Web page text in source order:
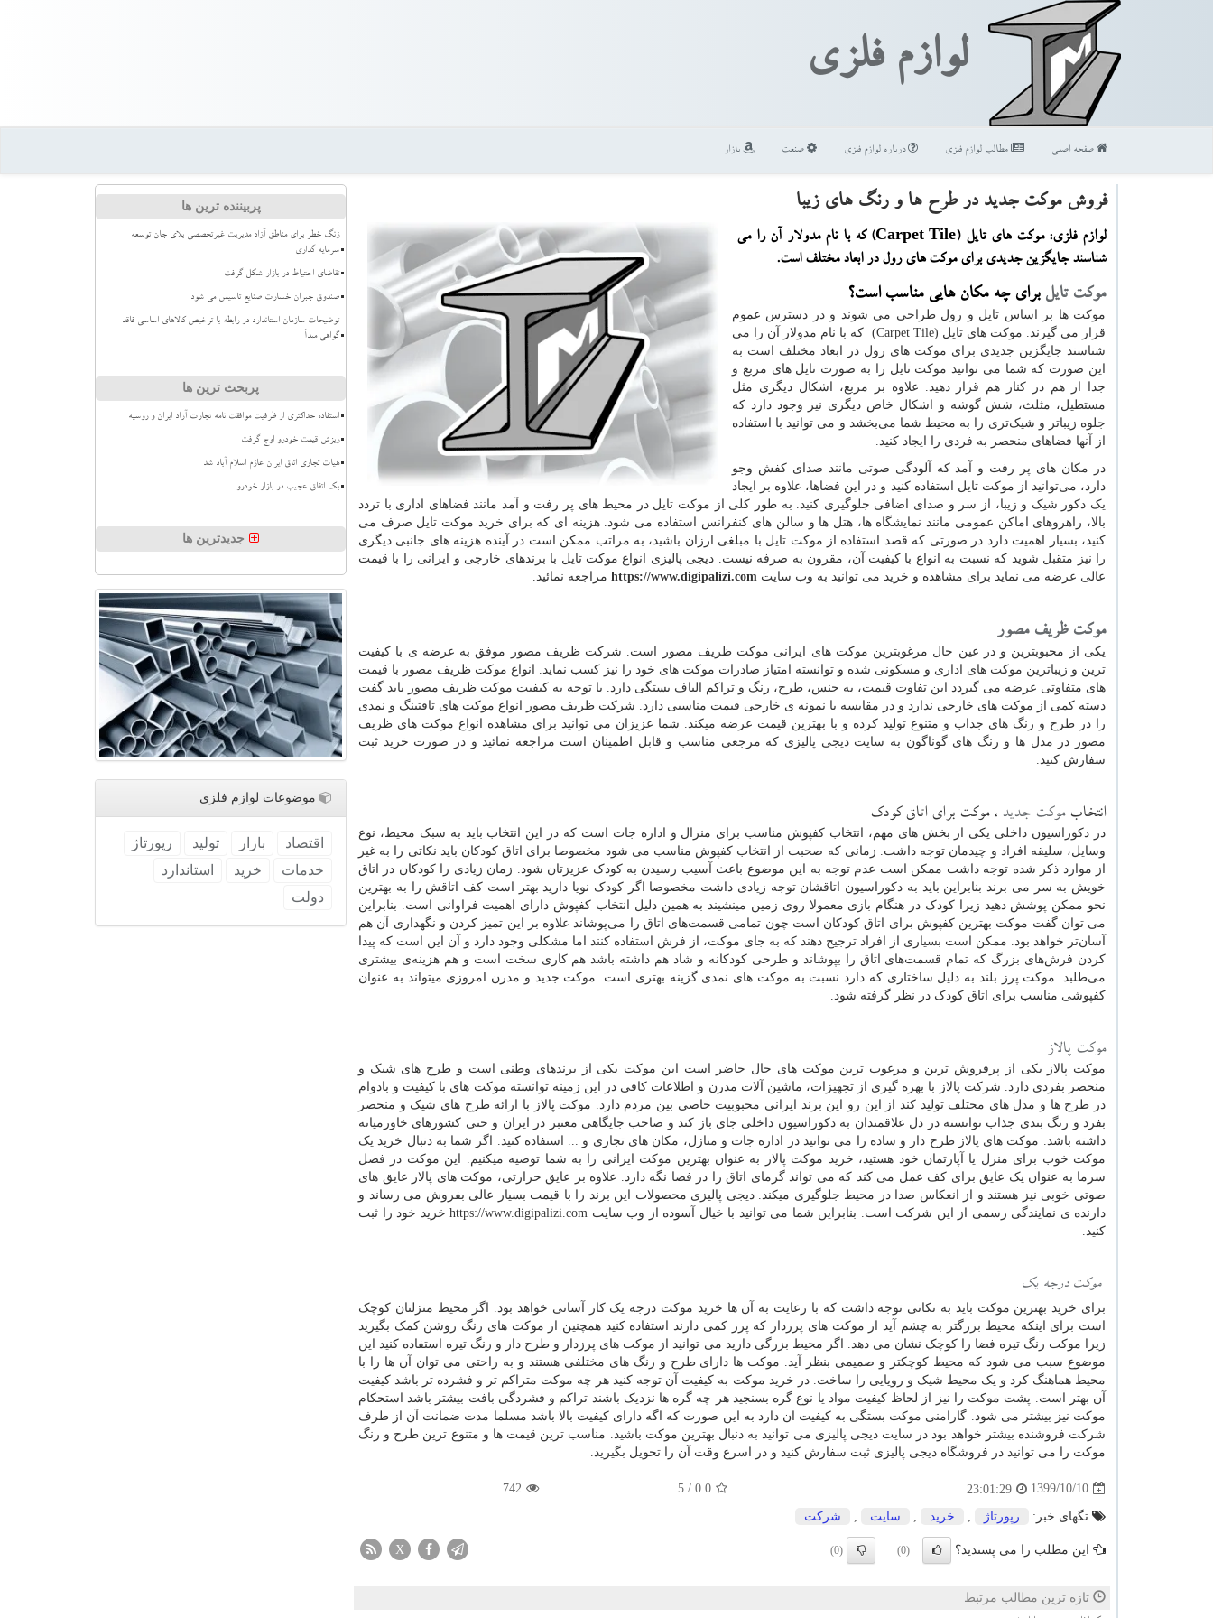
لوازم فلزی
صفحه اصلی مطالب لوازم فلزی درباره لوازم فلزی صنعت بازار
فروش موكت جدید در طرح ها و رنگ های زیبا
لوازم فلزی: موكت های تایل (Carpet Tile) كه با نام مدولار آن را می
شناسند جایگزین جدیدی برای موكت های رول در ابعاد مختلف است.
موکت تایل برای چه مکان هایی مناسب است؟
موکت ها بر اساس تایل و رول طراحی می شوند و در دسترس عموم
قرار می گیرند. موکت های تایل (Carpet Tile) که با نام مدولار آن را می
شناسند جایگزین جدیدی برای موکت های رول در ابعاد مختلف است به
این صورت که شما می توانید موکت تایل را به صورت تایل های مربع و
جدا از هم در کنار هم قرار دهید. علاوه بر مربع، اشکال دیگری مثل
مستطیل، مثلث، شش گوشه و اشکال خاص دیگری نیز وجود دارد که
جلوه زیباتر و شیک‌تری را به محیط شما می‌بخشد و می توانید با استفاده
از آنها فضاهای منحصر به فردی را ایجاد کنید.
در مکان های پر رفت و آمد که آلودگی صوتی مانند صدای کفش وجو
دارد، می‌توانید از موکت تایل استفاده کنید و در این فضاها، علاوه بر ایجاد
یک دکور شیک و زیبا، از سر و صدای اضافی جلوگیری کنید. به طور کلی از موکت تایل در محیط های پر رفت و آمد مانند فضاهای اداری با تردد
بالا، راهروهای اماکن عمومی مانند نمایشگاه ها، هتل ها و سالن های کنفرانس استفاده می شود. هزینه ای که برای خرید موکت تایل صرف می‌
کنید، بسیار اهمیت دارد در صورتی که قصد استفاده از موکت تایل با مبلغی ارزان باشید، به مراتب ممکن است در آینده هزینه های جانبی دیگری
را نیز متقبل شوید که نسبت به انواع با کیفیت آن، مقرون به صرفه نیست. دیجی پالیزی انواع موکت تایل با برندهای خارجی و ایرانی را با قیمت
عالی عرضه می نماید برای مشاهده و خرید می توانید به وب سایت https://www.digipalizi.com مراجعه نمائید.
موکت ظریف مصور
یکی از محبوبترین و در عین حال مرغوبترین موکت های ایرانی موکت ظریف مصور است. شرکت ظریف مصور موفق به عرضه ی با کیفیت
ترین و زیباترین موکت های اداری و مسکونی شده و توانسته امتیاز صادرات موکت های خود را نیز کسب نماید. انواع موکت ظریف مصور با قیمت
های متفاوتی عرضه می گیردد این تفاوت قیمت، به جنس، طرح، رنگ و تراکم الیاف بستگی دارد. با توجه به کیفیت موکت ظریف مصور باید گفت
دسته کمی از موکت های خارجی ندارد و در مقایسه با نمونه ی خارجی قیمت مناسبی دارد. شرکت ظریف مصور انواع موکت های تافتینگ و نمدی
را در طرح و رنگ های جذاب و متنوع تولید کرده و با بهترین قیمت عرضه می­کند. شما عزیزان می توانید برای مشاهده انواع موکت های ظریف
مصور در مدل ها و رنگ های گوناگون به سایت دیجی پالیزی که مرجعی مناسب و قابل اطمینان است مراجعه نمائید و در صورت خرید ثبت
سفارش کنید.
انتخابموکت جدید ، موکت برای اتاق کودک
در دکوراسیون داخلی یکی از بخش های مهم، انتخاب کفپوش مناسب برای منزال و اداره جات است که در این انتخاب باید به سبک محیط، نوع
وسایل، سلیقه افراد و چیدمان توجه داشت. زمانی که صحبت از انتخاب کفپوش مناسب می شود مخصوصا برای اتاق کودکان باید نکاتی را به غیر
از موارد ذکر شده توجه داشت ممکن است عدم توجه به این موضوع باعث آسیب رسیدن به کودک عزیزتان شود. زمان زیادی را کودکان در اتاق
خویش به سر می برند بنابراین باید به دکوراسیون اتاقشان توجه زیادی داشت مخصوصا اگر کودک نویا دارید بهتر است کف اتاقش را به بهترین
نحو ممکن پوشش دهید زیرا کودک در هنگام بازی معمولا روی زمین مینشیند به همین دلیل انتخاب کفپوش دارای اهمیت فراوانی است. بنابراین
می توان گفت موکت بهترین کفپوش برای اتاق کودکان است چون تمامی قسمت‌های اتاق را می‌پوشاند علاوه بر این تمیز کردن و نگهداری آن هم
آسان‌تر خواهد بود. ممکن است بسیاری از افراد ترجیح ‌دهند که به جای موکت، از فرش استفاده کنند اما مشکلی وجود دارد و آن این است که پیدا
کردن فرش‌های بزرگ که تمام قسمت‌های اتاق را بپوشاند و طرحی کودکانه و شاد هم داشته باشد هم کاری سخت است و هم هزینه‌ی بیشتری
می‌طلبد. موکت پرز بلند به دلیل ساختاری که دارد نسبت به موکت های نمدی گزینه بهتری است. موکت جدید و مدرن امروزی می­تواند به عنوان
کفپوشی مناسب برای اتاق کودک در نظر گرفته شود.
موکت پالاز
موکت پالاز یکی از پرفروش ترین و مرغوب ترین موکت های حال حاضر است این موکت یکی از برندهای وطنی است و طرح های شیک و
منحصر بفردی دارد. شرکت پالاز با بهره گیری از تجهیزات، ماشین آلات مدرن و اطلاعات کافی در این زمینه توانسته موکت های با کیفیت و بادوام
در طرح ها و مدل های مختلف تولید کند از این رو این برند ایرانی محبوبیت خاصی بین مردم دارد. موکت پالاز با ارائه طرح های شیک و منحصر
بفرد و رنگ بندی جذاب توانسته در دل علاقمندان به دکوراسیون داخلی جای باز کند و صاحب جایگاهی معتبر در ایران و حتی کشورهای خاورمیانه
داشته باشد. موکت های پالاز طرح دار و ساده را می توانید در اداره جات و منازل، مکان های تجاری و ... استفاده کنید. اگر شما به دنبال خرید یک
موکت خوب برای منزل یا آپارتمان خود هستید، خرید موکت پالاز به عنوان بهترین موکت ایرانی را به شما توصیه می­کنیم. این موکت در فصل
سرما به عنوان یک عایق برای کف عمل می کند که می تواند گرمای اتاق را در فضا نگه دارد. علاوه بر عایق حرارتی، موکت های پالاز عایق های
صوتی خوبی نیز هستند و از انعکاس صدا در محیط جلوگیری می­کند. دیجی پالیزی محصولات این برند را با قیمت بسیار عالی بفروش می رساند و
دارنده ی نمایندگی رسمی از این شرکت است. بنابراین شما می توانید با خیال آسوده از وب سایت https://www.digipalizi.com خرید خود را ثبت
کنید.
موکت درجه یک
برای خرید بهترین موکت باید به نکاتی توجه داشت که با رعایت به آن ها خرید موکت درجه یک کار آسانی خواهد بود. اگر محیط منزلتان کوچک
است برای اینکه محیط بزرگتر به چشم آید از موکت های پرزدار که پرز کمی دارند استفاده کنید همچنین از موکت های رنگ روشن کمک بگیرید
زیرا موکت رنگ تیره فضا را کوچک نشان می دهد. اگر محیط بزرگی دارید می توانید از موکت های پرزدار و طرح دار و رنگ تیره استفاده کنید این
موضوع سبب می شود که محیط کوچکتر و صمیمی بنظر آید. موکت ها دارای طرح و رنگ های مختلفی هستند و به راحتی می توان آن ها را با
محیط هماهنگ کرد و یک محیط شیک و رویایی را ساخت. در خرید موکت به کیفیت آن توجه کنید هر چه موکت متراکم تر و فشرده تر باشد کیفیت
آن بهتر است. پشت موکت را نیز از لحاظ کیفیت مواد یا نوع گره بسنجید هر چه گره ها نزدیک باشند تراکم و فشردگی بافت بیشتر باشد استحکام
موکت نیز بیشتر می شود. گارامنی موکت بستگی به کیفیت ان دارد به این صورت که اگه دارای کیفیت بالا باشد مسلما مدت ضمانت آن
از طرف
شرکت فروشنده بیشتر خواهد بود در سایت دیجی پالیزی می توانید به دنبال بهترین موکت باشید. مناسب ترین قیمت ها و متنوع ترین طرح و رنگ
موکت را می توانید در فروشگاه دیجی پالیزی ثبت سفارش کنید و در اسرع وقت آن را تحویل بگیرید.
1399/10/10
23:01:29
0.0
/ 5
742
تگهای خبر: رپورتاژ خرید سایت شركت
این مطلب را می پسندید؟ (0)
(0)
X
تازه ترین مطالب مرتبط
پربیننده ترین ها
زنگ خطر برای مناطق آزاد مدیریت غیرتخصصی بلای جان توسعه
سرمایه گذاری
تقاضای احتیاط در بازار شکل گرفت
صندوق جبران خسارت صنایع تاسیس می شود
توضیحات سازمان استاندارد در رابطه با ترخیص کالاهای اساسی فاقد
گواهی مبدأ
پربحث ترین ها
استفاده حداکثری از ظرفیت موافقت نامه تجارت آزاد ایران و روسیه
ریزش قیمت خودرو اوج گرفت
هیات تجاری اتاق ایران عازم اسلام آباد شد
بک اتفاق عجیب در بازار خودرو
جدیدترین ها
موضوعات لوازم فلزی
اقتصاد بازار تولید
رپورتاژ
خدمات
خرید
استاندارد
دولت